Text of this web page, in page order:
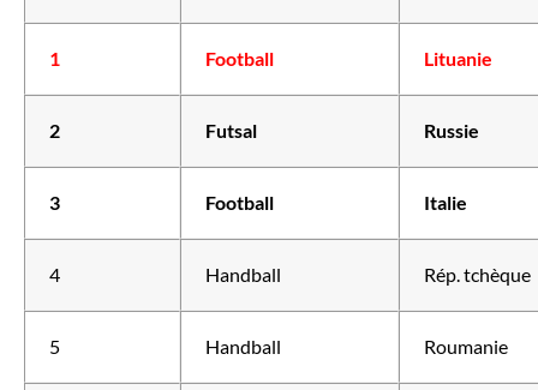
1 Football Lituanie
2 Futsal Russie
3 Football Italie
4 Handball Rép. tchèque
5 Handball Roumanie